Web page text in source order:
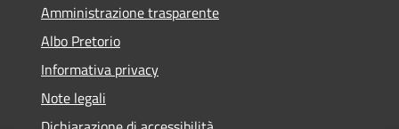
Amministrazione trasparente
Albo Pretorio
Informativa privacy
Note legali